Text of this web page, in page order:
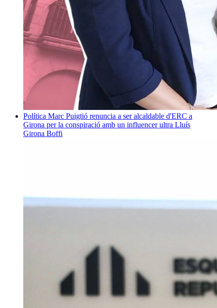
Política Marc Puigtió renuncia a ser alcaldable d'ERC a
Girona per la conspiració amb un influencer ultra Lluís
Girona Boffi